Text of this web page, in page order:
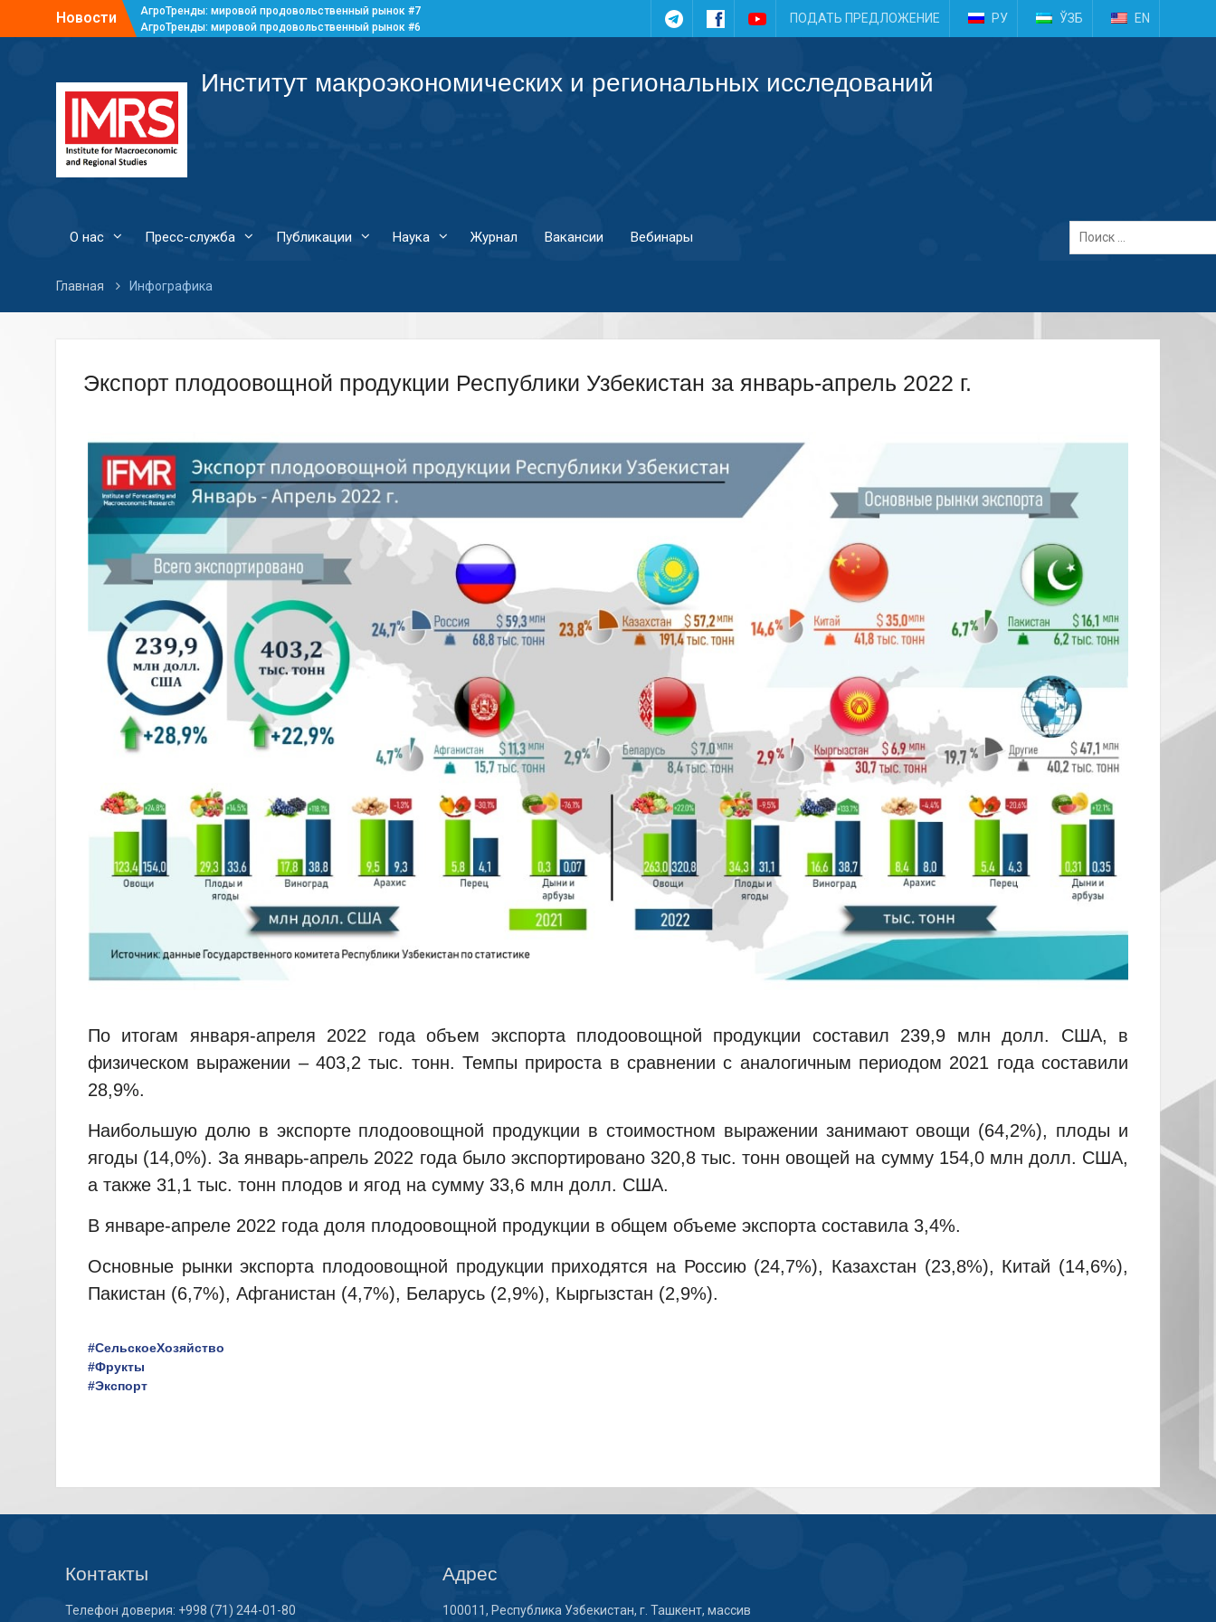
Новости
АгроТренды: мировой продовольственный рынок #7
АгроТренды: мировой продовольственный рынок #6
TelegramFacebookYouTubeПОДАТЬ ПРЕДЛОЖЕНИЕ РУ ЎЗБ EN
Институт макроэкономических и региональных исследований
О нас Пресс-служба Публикации Наука Журнал Вакансии Вебинары
Главная Инфографика
Экспорт плодоовощной продукции Республики Узбекистан за январь-апрель 2022 г.
По итогам января-апреля 2022 года объем экспорта плодоовощной продукции составил 239,9 млн долл. США, в
физическом выражении – 403,2 тыс. тонн. Темпы прироста в сравнении с аналогичным периодом 2021 года составили
28,9%.
Наибольшую долю в экспорте плодоовощной продукции в стоимостном выражении занимают овощи (64,2%), плоды и
ягоды (14,0%). За январь-апрель 2022 года было экспортировано 320,8 тыс. тонн овощей на сумму 154,0 млн долл. США,
а также 31,1 тыс. тонн плодов и ягод на сумму 33,6 млн долл. США.
В январе-апреле 2022 года доля плодоовощной продукции в общем объеме экспорта составила 3,4%.
Основные рынки экспорта плодоовощной продукции приходятся на Россию (24,7%), Казахстан (23,8%), Китай (14,6%),
Пакистан (6,7%), Афганистан (4,7%), Беларусь (2,9%), Кыргызстан (2,9%).
#СельскоеХозяйство
#Фрукты
#Экспорт
Контакты
Телефон доверия: +998 (71) 244-01-80
Адрес
100011, Республика Узбекистан, г. Ташкент, массив